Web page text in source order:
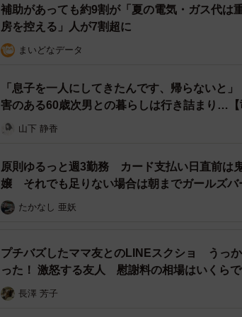
補助があっても約9割が「夏の電気・ガス代は
房を控える」人が7割超に
まいどなデータ
「息子を一人にしてきたんです、帰らないと
害のある60歳次男との暮らしは行き詰まり…【
山下 静香
原則ゆるっと週3勤務 カード支払い日直前は
嬢 それでも足りない場合は朝までガールズバ
材】
たかなし 亜妖
プチバズしたママ友とのLINEスクショ うっ
った！ 激怒する友人 慰謝料の相場はいくらで
長澤 芳子